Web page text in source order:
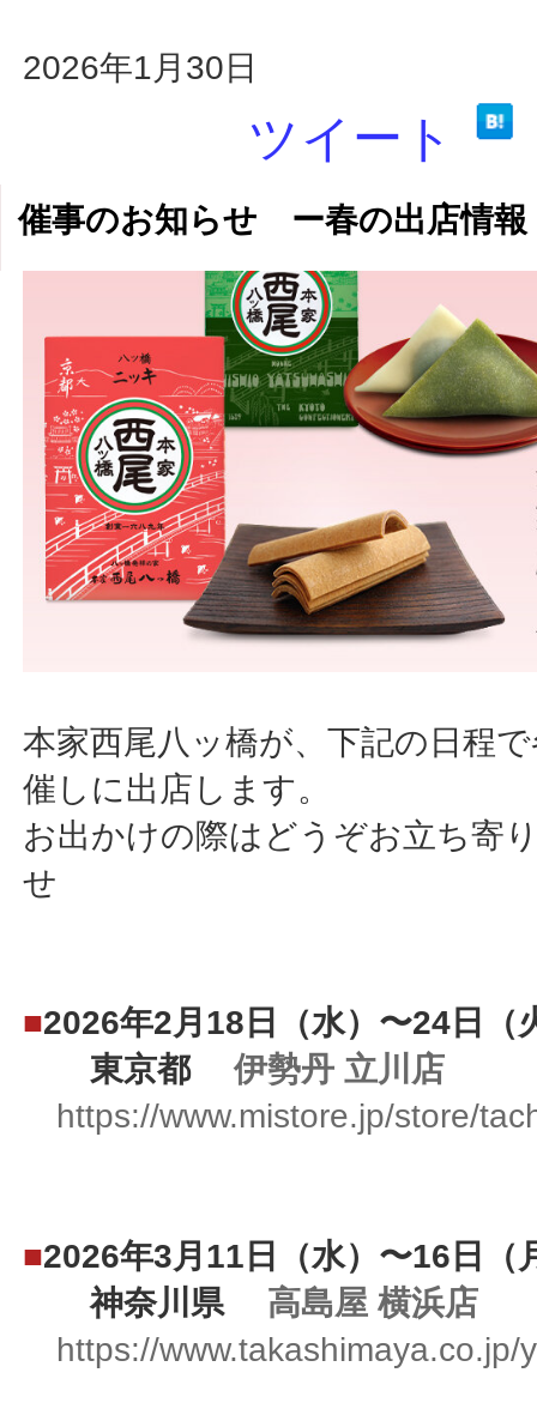
2026年1月30日
ツイート
催事のお知らせ ー春の出店情報
本家西尾八ッ橋が、下記の日程
催しに出店します。
お出かけの際はどうぞお立ち寄
せ
■2026年2月18日（水）〜24日（
東京都伊勢丹 立川店
https://www.mistore.jp/store/
■2026年3月11日（水）〜16日（
神奈川県 高島屋 横浜店
https://www.takashimaya.co.jp/